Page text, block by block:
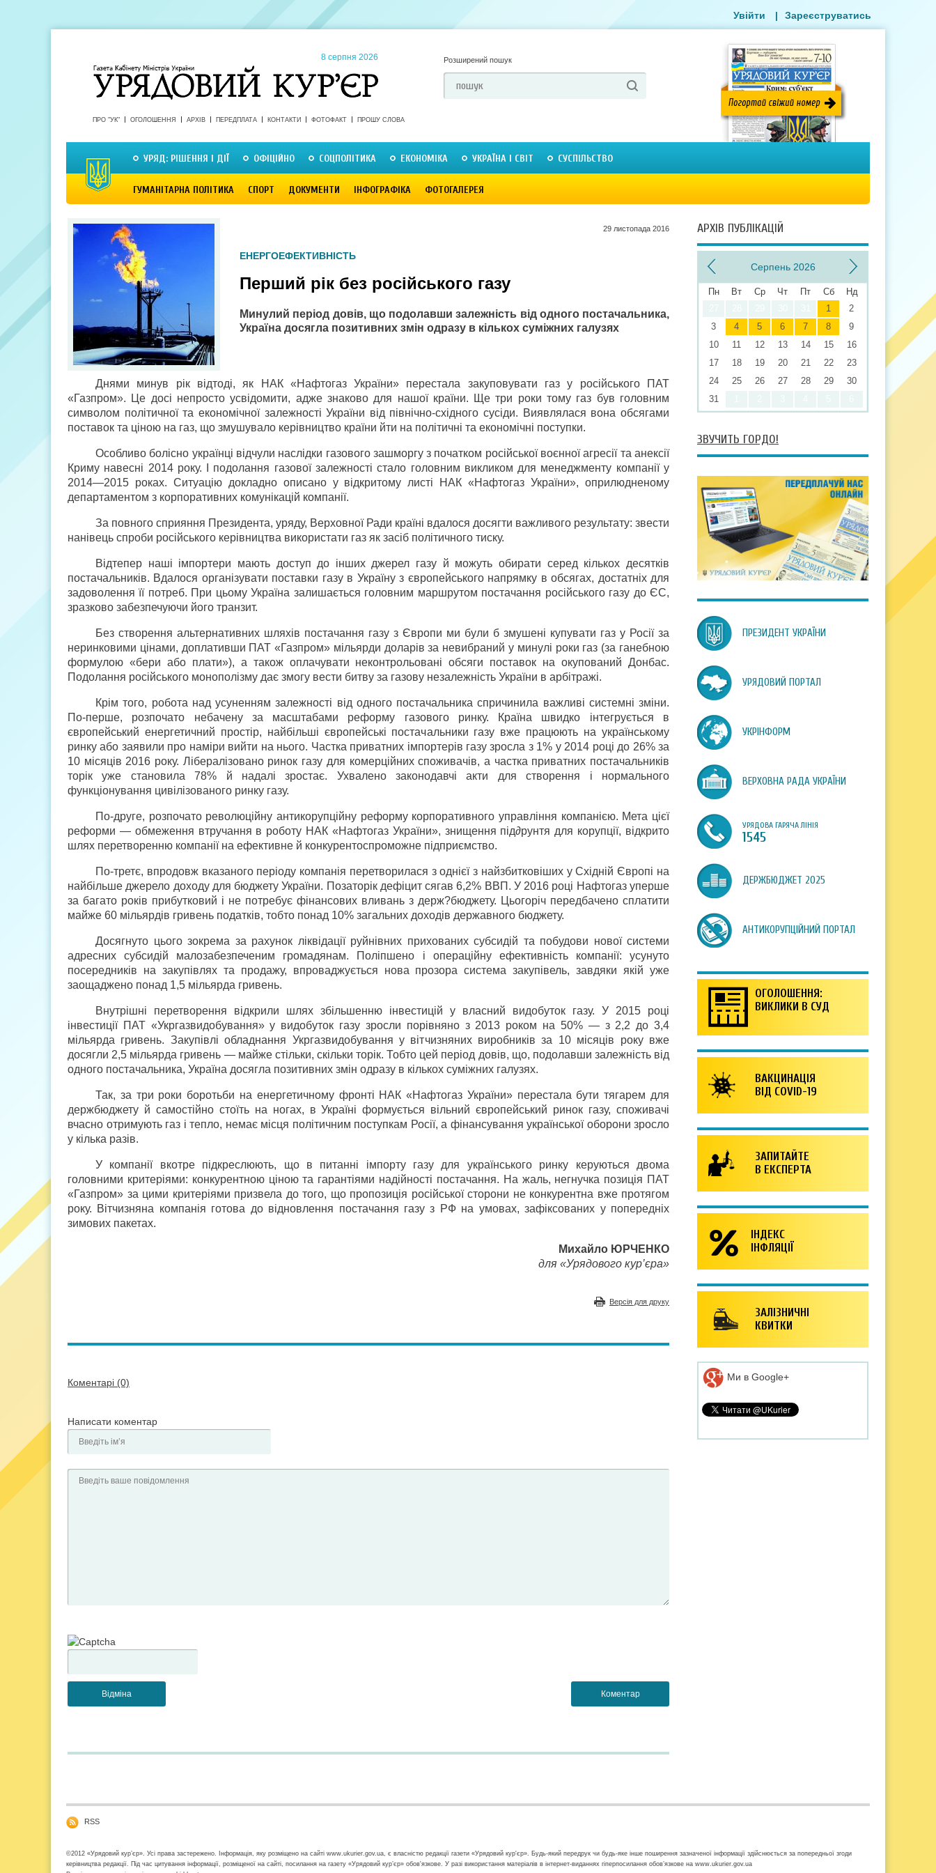
8 серпня 2026 Розширений пошук
ПРО "УК" ОГОЛОШЕННЯ АРХІВ ПЕРЕДПЛАТА КОНТАКТИ ФОТОФАКТ ПРОШУ СЛОВА
УРЯД: РІШЕННЯ І ДІЇ ОФІЦІЙНО СОЦПОЛІТИКА ЕКОНОМІКА УКРАЇНА І СВІТ СУСПІЛЬСТВО
ГУМАНІТАРНА ПОЛІТИКА СПОРТ ДОКУМЕНТИ ІНФОГРАФІКА ФОТОГАЛЕРЕЯ
Увійти | Зареєструватись
29 листопада 2016
ЕНЕРГОЕФЕКТИВНІСТЬ
Перший рік без російського газу
Минулий період довів, що подолавши залежність від одного постачальника,
Україна досягла позитивних змін одразу в кількох суміжних галузях
Днями минув рік відтоді, як НАК «Нафтогаз України» перестала закуповувати газ у російського ПАТ
«Газпром». Це досі непросто усвідомити, адже знаково для нашої країни. Ще три роки тому газ був головним
символом політичної та економічної залежності України від північно-східного сусіди. Виявлялася вона обсягами
поставок та ціною на газ, що змушувало керівництво країни йти на політичні та економічні поступки.
Особливо болісно українці відчули наслідки газового зашморгу з початком російської воєнної агресії та анексії
Криму навесні 2014 року. І подолання газової залежності стало головним викликом для менеджменту компанії у
2014—2015 роках. Ситуацію докладно описано у відкритому листі НАК «Нафтогаз України», оприлюдненому
департаментом з корпоративних комунікацій компанії.
За повного сприяння Президента, уряду, Верховної Ради країні вдалося досягти важливого результату: звести
нанівець спроби російського керівництва використати газ як засіб політичного тиску.
Відтепер наші імпортери мають доступ до інших джерел газу й можуть обирати серед кількох десятків
постачальників. Вдалося організувати поставки газу в Україну з європейського напрямку в обсягах, достатніх для
задоволення її потреб. При цьому Україна залишається головним маршрутом постачання російського газу до ЄС,
зразково забезпечуючи його транзит.
Без створення альтернативних шляхів постачання газу з Європи ми були б змушені купувати газ у Росії за
неринковими цінами, доплативши ПАТ «Газпром» мільярди доларів за невибраний у минулі роки газ (за ганебною
формулою «бери або плати»), а також оплачувати неконтрольовані обсяги поставок на окупований Донбас.
Подолання російського монополізму дає змогу вести битву за газову незалежність України в арбітражі.
Крім того, робота над усуненням залежності від одного постачальника спричинила важливі системні зміни.
По-перше, розпочато небачену за масштабами реформу газового ринку. Країна швидко інтегрується в
європейський енергетичний простір, найбільші європейські постачальники газу вже працюють на українському
ринку або заявили про наміри вийти на нього. Частка приватних імпортерів газу зросла з 1% у 2014 році до 26% за
10 місяців 2016 року. Лібералізовано ринок газу для комерційних споживачів, а частка приватних постачальників
торік уже становила 78% й надалі зростає. Ухвалено законодавчі акти для створення і нормального
функціонування цивілізованого ринку газу.
По-друге, розпочато революційну антикорупційну реформу корпоративного управління компанією. Мета цієї
реформи — обмеження втручання в роботу НАК «Нафтогаз України», знищення під∂рунтя для корупції, відкрито
шлях перетворенню компанії на ефективне й конкурентоспроможне підприємство.
По-третє, впродовж вказаного періоду компанія перетворилася з однієї з найзбитковіших у Східній Європі на
найбільше джерело доходу для бюджету України. Позаторік дефіцит сягав 6,2% ВВП. У 2016 році Нафтогаз уперше
за багато років прибутковий і не потребує фінансових вливань з держ?бюджету. Цьогоріч передбачено сплатити
майже 60 мільярдів гривень податків, тобто понад 10% загальних доходів державного бюджету.
Досягнуто цього зокрема за рахунок ліквідації руйнівних прихованих субсидій та побудови нової системи
адресних субсидій малозабезпеченим громадянам. Поліпшено і операційну ефективність компанії: усунуто
посередників на закупівлях та продажу, впроваджується нова прозора система закупівель, завдяки якій уже
заощаджено понад 1,5 мільярда гривень.
Внутрішні перетворення відкрили шлях збільшенню інвестицій у власний видобуток газу. У 2015 році
інвестиції ПАТ «Укргазвидобування» у видобуток газу зросли порівняно з 2013 роком на 50% — з 2,2 до 3,4
мільярда гривень. Закупівлі обладнання Укргазвидобування у вітчизняних виробників за 10 місяців року вже
досягли 2,5 мільярда гривень — майже стільки, скільки торік. Тобто цей період довів, що, подолавши залежність від
одного постачальника, Україна досягла позитивних змін одразу в кількох суміжних галузях.
Так, за три роки боротьби на енергетичному фронті НАК «Нафтогаз України» перестала бути тягарем для
держбюджету й самостійно стоїть на ногах, в Україні формується вільний європейський ринок газу, споживачі
вчасно отримують газ і тепло, немає місця політичним поступкам Росії, а фінансування української оборони зросло
у кілька разів.
У компанії вкотре підкреслюють, що в питанні імпорту газу для українського ринку керуються двома
головними критеріями: конкурентною ціною та гарантіями надійності постачання. На жаль, негнучка позиція ПАТ
«Газпром» за цими критеріями призвела до того, що пропозиція російської сторони не конкурентна вже протягом
року. Вітчизняна компанія готова до відновлення постачання газу з РФ на умовах, зафіксованих у попередніх
зимових пакетах.
Михайло ЮРЧЕНКО
для «Урядового кур’єра»
Версія для друку
Коментарі (0)
Написати коментар
АРХІВ ПУБЛІКАЦІЙ
Серпень 2026
Пн Вт Ср Чт Пт Сб
Нд
1
2
3
4 5 6 7 8
9
10
11 12 13 14 15
16
17
18 19 20 21 22
23
24
25 26 27 28 29
30
31
ЗВУЧИТЬ ГОРДО!
ПРЕЗИДЕНТ УКРАЇНИ
УРЯДОВИЙ ПОРТАЛ
УКРІНФОРМ
ВЕРХОВНА РАДА УКРАЇНИ
УРЯДОВА ГАРЯЧА ЛІНІЯ
1545
ДЕРЖБЮДЖЕТ 2025
АНТИКОРУПЦІЙНИЙ ПОРТАЛ
ОГОЛОШЕННЯ:
ВИКЛИКИ В СУД
ВАКЦИНАЦІЯ
ВІД COVID-19
ЗАПИТАЙТЕ
В ЕКСПЕРТА
ІНДЕКС
ІНФЛЯЦІЇ
ЗАЛІЗНИЧНІ
КВИТКИ
Ми в Google+
RSS
©2012 «Урядовий кур’єр». Усі права застережено. Інформація, яку розміщено на сайті www.ukurier.gov.ua, є власністю редакції газети «Урядовий кур'єр». Будь-який передрук чи будь-яке інше поширення зазначеної інформації здійснюється за попередньої згоди
керівництва редакції. Під час цитування інформації, розміщеної на сайті, посилання на газету «Урядовий кур’єр» обов'язкове. У разі використання матеріалів в інтернет-виданнях гіперпосилання обов’язкове на www.ukurier.gov.ua